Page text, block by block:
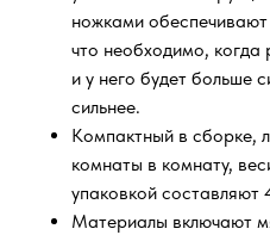
ножками
что необходимо, когда
и у него будет больше
сильнее.
Компактный в сборке,
комнаты в комнату,
упаковкой составляют
Материалы включают